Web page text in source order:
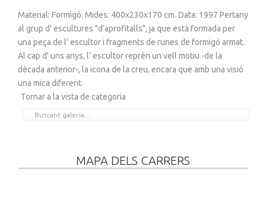
Material: Formigó. Mides: 400x230x170 cm. Data: 1997 Pertany
al grup d' escultures "d’aprofitalls", ja que està formada per
una peça de l' escultor i fragments de runes de formigó armat.
Al cap d' uns anys, l' escultor reprèn un vell motiu -de la
dècada anterior-, la icona de la creu, encara que amb una visió
una mica diferent.
Tornar a la vista de categoria
MAPA DELS CARRERS